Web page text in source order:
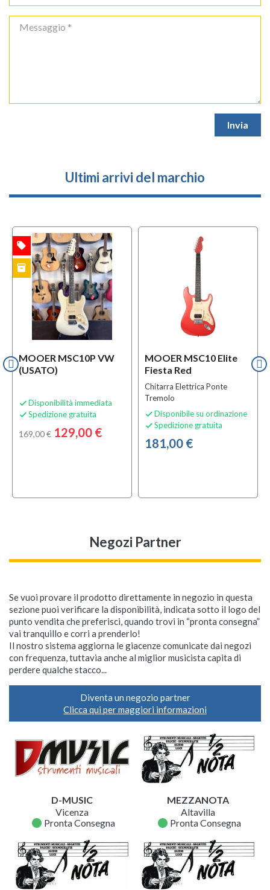
Ultimi arrivi del marchio
MOOER MSC10P VW
(USATO)
 Disponibilità immediata
 Spedizione gratuita
169,00 € 129,00 €
local_offer
inventory
MOOER MSC10 Elite
Fiesta Red
Chitarra Elettrica Ponte
Tremolo
 Disponibile su ordinazione
 Spedizione gratuita
181,00 €
Negozi Partner
Se vuoi provare il prodotto direttamente in negozio in questa
sezione puoi verificare la disponibilità, indicata sotto il logo del
punto vendita che preferisci, quando trovi in “pronta consegna”
vai tranquillo e corri a prenderlo!
Il nostro sistema aggiorna le giacenze comunicate dai negozi
con frequenza, tuttavia anche al miglior musicista capita di
perdere qualche stacco...
Diventa un negozio partner
Clicca qui per maggiori informazioni
D-MUSIC
Vicenza
fiber_manual_record Pronta Consegna
MEZZANOTA
Altavilla
fiber_manual_record Pronta Consegna